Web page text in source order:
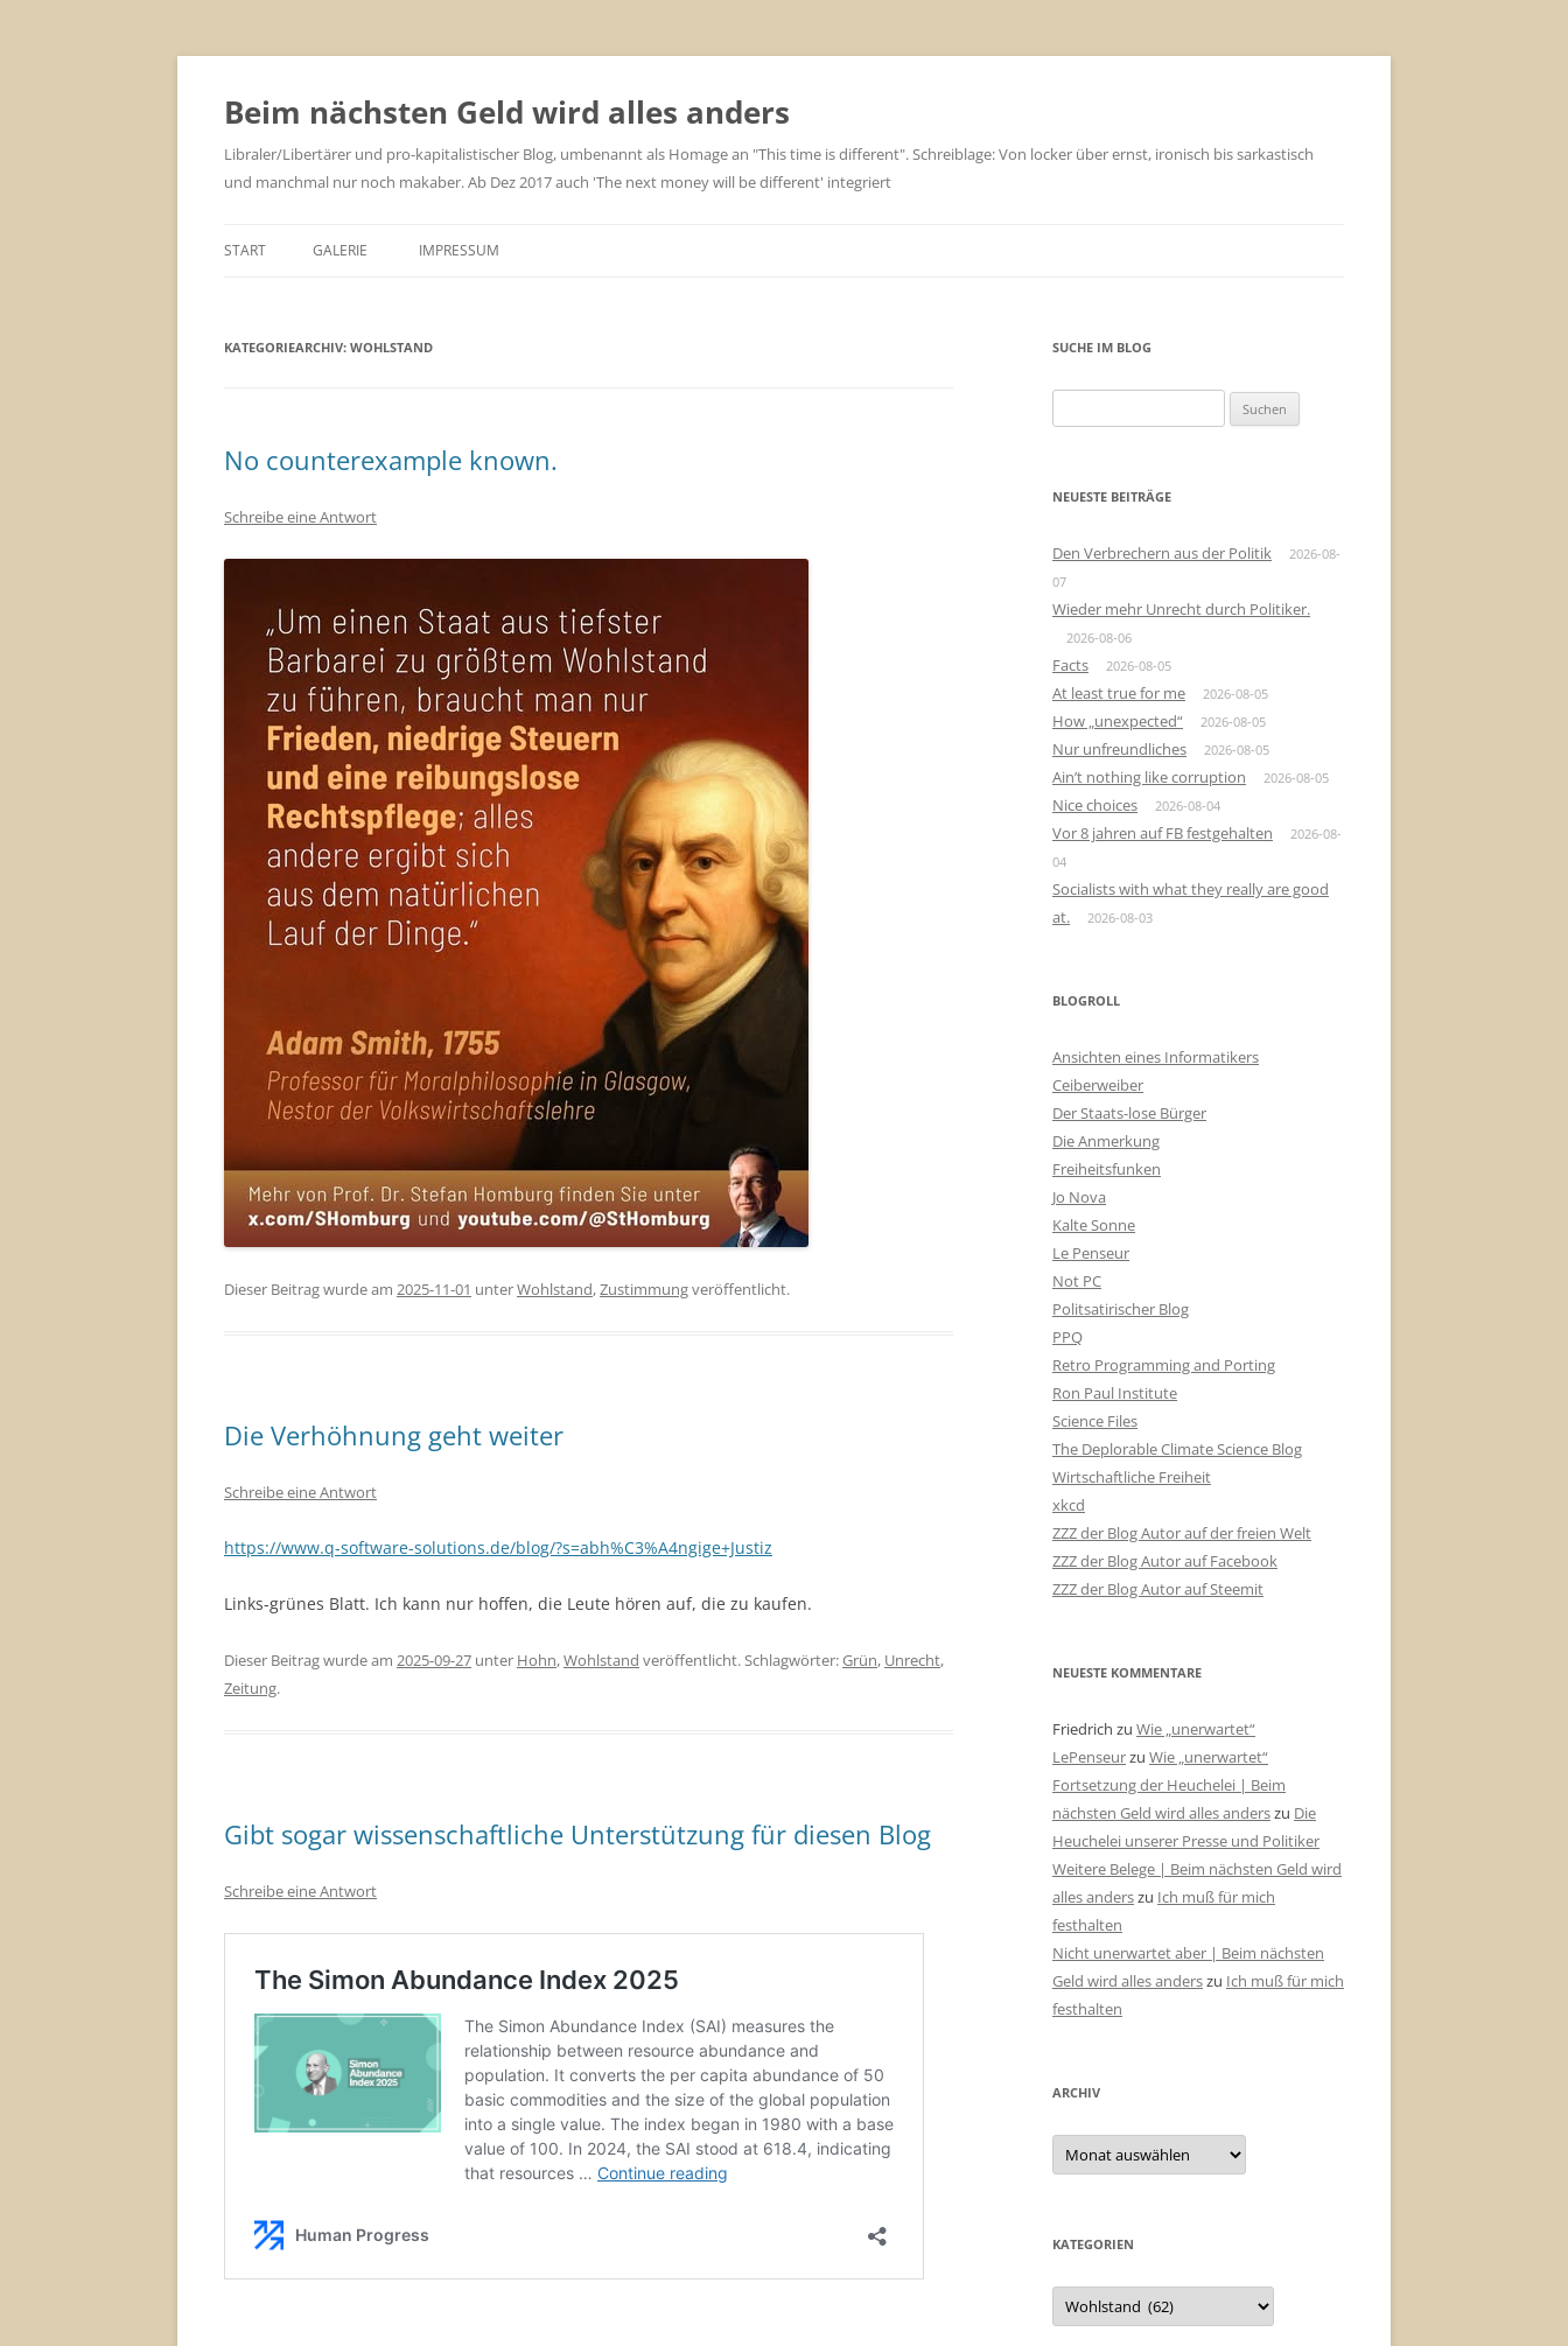
Zum
springen
Beim nächsten Geld wird alles anders
Libraler/Libertärer und pro-kapitalistischer Blog, umbenannt als Homage an "This time is different". Schreiblage: Von locker über ernst, ironisch bis sarkastisch
und manchmal nur noch makaber. Ab Dez 2017 auch 'The next money will be different' integriert
START GALERIE IMPRESSUM
KATEGORIEARCHIV: WOHLSTAND
No counterexample known.
Schreibe eine Antwort
Dieser Beitrag wurde am 2025-11-01 unterWohlstand,Zustimmungveröffentlicht.
Die Verhöhnung geht weiter
Schreibe eine Antwort
https://www.q-software-solutions.de/blog/?s=abh%C3%A4ngige+Justiz
Links-grünes Blatt. Ich kann nur hoffen, die Leute hören auf, die zu kaufen.
Dieser Beitrag wurde am 2025-09-27 unter Hohn,Wohlstand veröffentlicht. Schlagwörter:Grün, Unrecht,
Zeitung.
Gibt sogar wissenschaftliche Unterstützung für diesen Blog
Schreibe eine Antwort
SUCHE IM BLOG
nach:
NEUESTE BEITRÄGE
Den Verbrechern aus der Politik
2026-08-
07
Wieder mehr Unrecht durch Politiker.
2026-08-06
Facts 2026-08-05
At least true for me 2026-08-05
How „unexpected“ 2026-08-05
Nur unfreundliches 2026-08-05
Ain’t nothing like corruption 2026-08-05
Nice choices 2026-08-04
Vor 8 jahren auf FB festgehalten
2026-08-
04
Socialists with what they really are good
at.
2026-08-03
BLOGROLL
Ansichten eines Informatikers
Ceiberweiber
Der Staats-lose Bürger
Die Anmerkung
Freiheitsfunken
Jo Nova
Kalte Sonne
Le Penseur
Not PC
Politsatirischer Blog
PPQ
Retro Programming and Porting
Ron Paul Institute
Science Files
The Deplorable Climate Science Blog
Wirtschaftliche Freiheit
xkcd
ZZZ der Blog Autor auf der freien Welt
ZZZ der Blog Autor auf Facebook
ZZZ der Blog Autor auf Steemit
NEUESTE KOMMENTARE
Friedrich zu Wie „unerwartet“
LePenseurzu Wie „unerwartet“
Fortsetzung der Heuchelei | Beim
nächsten Geld wird alles anderszu Die
Heuchelei unserer Presse und Politiker
Weitere Belege | Beim nächsten Geld wird
alles anderszu Ich muß für mich
festhalten
Nicht unerwartet aber | Beim nächsten
Geld wird alles anderszu Ich muß für mich
festhalten
ARCHIV
Archiv
KATEGORIEN
Kategorien